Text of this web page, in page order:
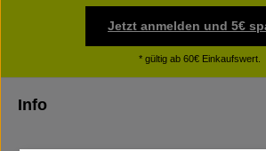
Jetzt anmelden und 5€
* gültig ab 60€ Einkaufswert.
Info